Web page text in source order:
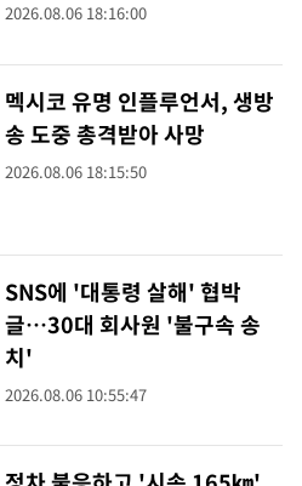
2026.08.06 18:16:00
멕시코 유명 인플루언서, 생방
송 도중 총격받아 사망
2026.08.06 18:15:50
SNS에 '대통령 살해' 협박
글…30대 회사원 '불구속 송
치'
2026.08.06 10:55:47